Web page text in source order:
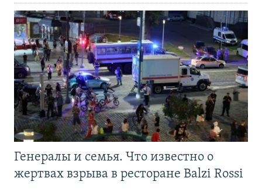
Генералы и семья. Что известно о
жертвах взрыва в ресторане Balzi Rossi